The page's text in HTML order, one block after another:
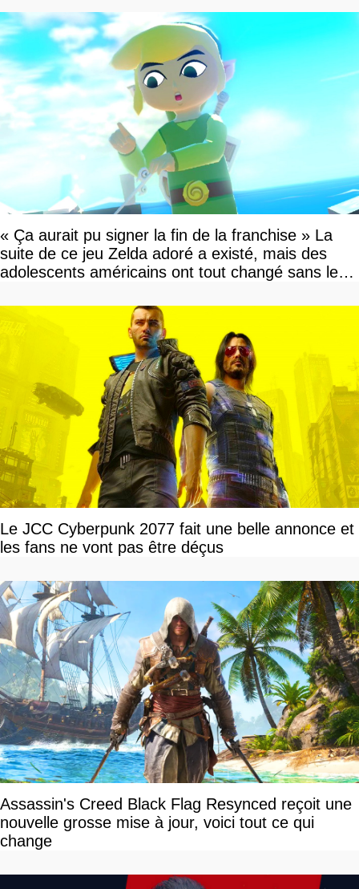
« Ça aurait pu signer la fin de la franchise » La
suite de ce jeu Zelda adoré a existé, mais des
adolescents américains ont tout changé sans le
Le JCC Cyberpunk 2077 fait une belle annonce et
les fans ne vont pas être déçus
Assassin's Creed Black Flag Resynced reçoit une
nouvelle grosse mise à jour, voici tout ce qui
change